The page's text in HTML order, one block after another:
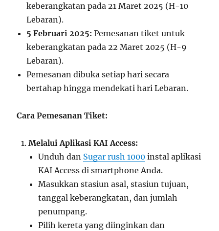
keberangkatan pada 21 Maret 2025 (H-10
Lebaran).
5 Februari 2025: Pemesanan tiket untuk
keberangkatan pada 22 Maret 2025 (H-9
Lebaran).
Pemesanan dibuka setiap hari secara
bertahap hingga mendekati hari Lebaran.
Cara Pemesanan Tiket:
Melalui Aplikasi KAI Access:
Unduh dan Sugar rush 1000 instal aplikasi
KAI Access di smartphone Anda.
Masukkan stasiun asal, stasiun tujuan,
tanggal keberangkatan, dan jumlah
penumpang.
Pilih kereta yang diinginkan dan